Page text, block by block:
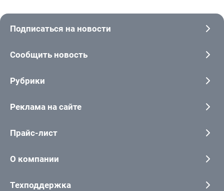
Подписаться на новости
Сообщить новость
Рубрики
Реклама на сайте
Прайс-лист
О компании
Техподдержка